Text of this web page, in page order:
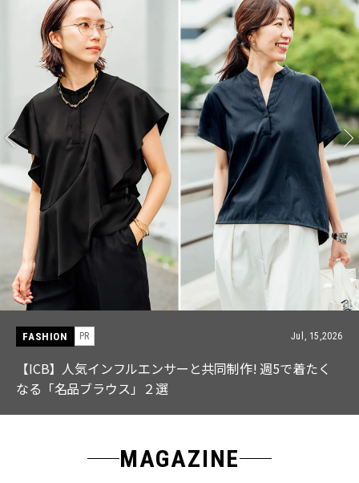
FASHION Jul, 28,2026
【中島健人さん登場】余裕のある先輩の「オシャレ」大
特集｜CLASSY.9月号発売
MAGAZINE